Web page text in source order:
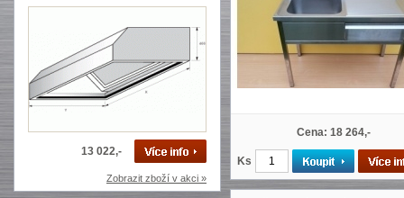
13 022,-
Zobrazit zboží v akci »
Cena: 18 264,-
Ks